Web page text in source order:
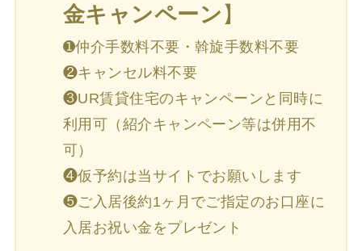
金キャンペーン】
➊仲介手数料不要・斡旋手数料不要
❷キャンセル料不要
❸UR賃貸住宅のキャンペーンと同時に
利用可（紹介キャンペーン等は併用不
可）
❹仮予約は当サイトでお願いします
❺ご入居後約1ヶ月でご指定のお口座に
入居お祝い金をプレゼント